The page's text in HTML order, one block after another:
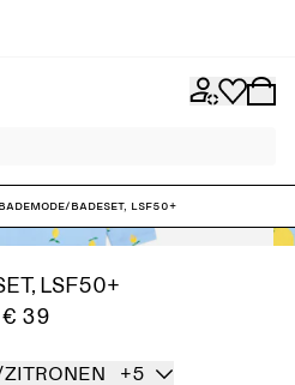
Bademode/Badeset, LSF50+
LSF50+
€ 39
+5